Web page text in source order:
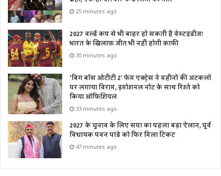
बताया कि प्रदेश सरकार किसानों के हितों के लिए कृतसंकल्प है और
किसानों से न्यूनतम समर्थन मूल्य पर उनकी फसल को खरीदे जाने की
प्रक्रिया कोविड प्रोटोकाल का पालन करते हुए तेजी से चल रही है।
Tags up corona virus cases
25 minutes ago
2027 वर्ल्ड कप से भी बाहर हो सकती है वेस्टइंडीज!
भारत के खिलाफ जीत भी नहीं होगी काफी
30 minutes ago
‘बिग बॉस ओटीटी 2’ फेम एक्ट्रेस ने महीनों की अटकलों
पर लगाया विराम, इमोशनल नोट के साथ रिश्ते को
किया ऑफिशियल
33 minutes ago
2027 के चुनाव के लिए सपा का पहला बड़ा ऐलान, पूर्व
विधायक पवन पांडे को फिर मिला टिकट
47 minutes ago